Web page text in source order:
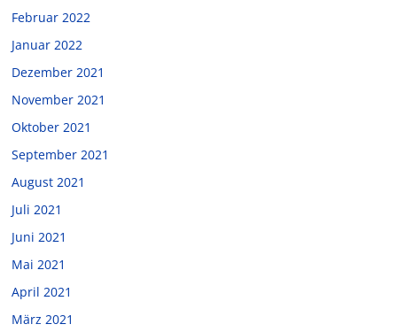
Februar 2022
Januar 2022
Dezember 2021
November 2021
Oktober 2021
September 2021
August 2021
Juli 2021
Juni 2021
Mai 2021
April 2021
März 2021